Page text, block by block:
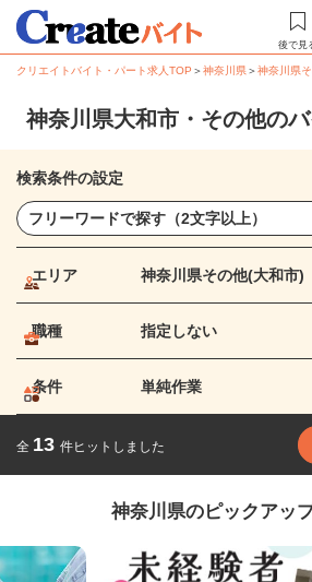
後で見
クリエイトバイト・パート求人TOP ＞神奈川県＞神奈川県
神奈川県大和市・その他の
検索条件の設定
エリア 神奈川県その他(大和市)
職種 指定しない
条件 単純作業
全 13 件ヒットしました
神奈川県のピックアッ